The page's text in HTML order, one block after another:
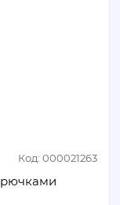
Код: 000021263